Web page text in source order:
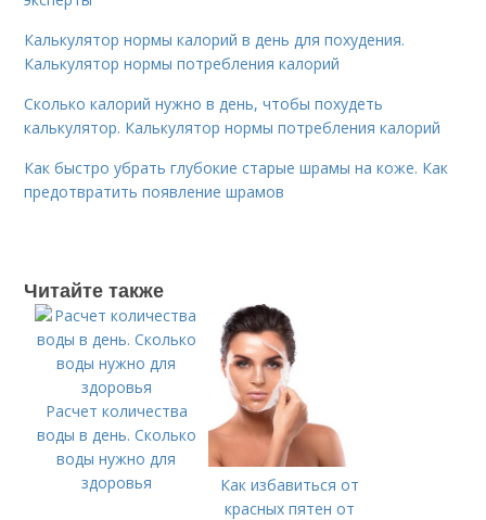
Калькулятор нормы калорий в день для похудения.
Калькулятор нормы потребления калорий
Сколько калорий нужно в день, чтобы похудеть
калькулятор. Калькулятор нормы потребления калорий
Как быстро убрать глубокие старые шрамы на коже. Как
предотвратить появление шрамов
Читайте также
Расчет количества
воды в день. Сколько
воды нужно для
здоровья
Как избавиться от
красных пятен от